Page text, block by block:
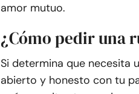
amor mutuo.
¿Cómo pedir una
Si determina que necesita
abierto y honesto con tu